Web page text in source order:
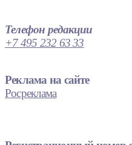
Телефон редакции
+7 495 232 63 33
Реклама на сайте
Росреклама